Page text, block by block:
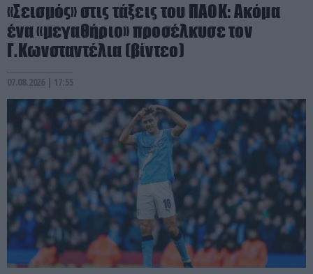
«Σεισμός» στις τάξεις του ΠΑΟΚ: Aκόμα
ένα «μεγαθήριο» προσέλκυσε τον
Γ.Κωνσταντέλια (βίντεο)
07.08.2026 | 17:55